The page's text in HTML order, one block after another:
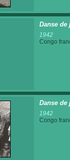
Danse
1942
Congo
Danse
1942
Congo